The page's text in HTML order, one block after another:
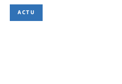
ACTU